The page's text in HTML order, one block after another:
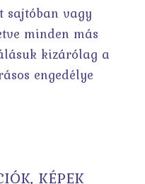
sajtóban vagy
minden más
kizárólag a
engedélye
KÉPEK